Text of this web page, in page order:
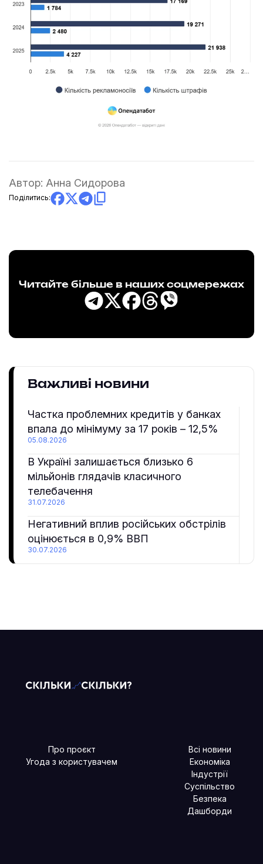
Автор: Анна Сидорова
Поділитись:
Читайте більше в наших соцмережах
Важливі новини
Частка проблемних кредитів у банках
впала до мінімуму за 17 років – 12,5%
05.08.2026
В Україні залишається близько 6
мільйонів глядачів класичного
телебачення
31.07.2026
Негативний вплив російських обстрілів
оцінюється в 0,9% ВВП
30.07.2026
Про проєкт
Угода з користувачем
Всі новини
Економіка
Індустрії
Суспільство
Безпека
Дашборди